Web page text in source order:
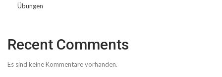
Übungen
Recent Comments
Es sind keine Kommentare vorhanden.